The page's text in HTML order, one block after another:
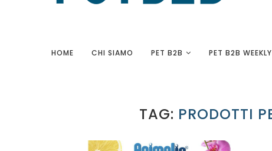
HOME CHI SIAMO PET B2B PET B2B WEEKLY
TAG: PRODOTTI